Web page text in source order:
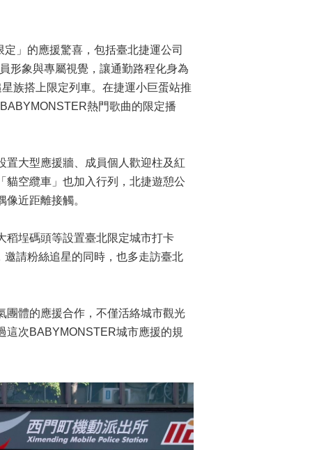
」的應援驚喜，包括臺北捷運公司
形象與專屬視覺，讓通勤路程化身為
族搭上限定列車。在捷運小巨蛋站推
熱門歌曲的限定播
置大型應援牆、成員個人歡迎柱及紅
貓空纜車」也加入行列，北捷遊憩公
近距離接觸。
稻埕碼頭等設置臺北限定城市打卡
請粉絲追星的同時，也多走訪臺北
團體的應援合作，不僅活絡城市觀光
這次BABYMONSTER城市應援的規